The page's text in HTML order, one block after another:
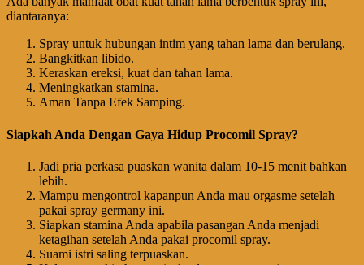
diantaranya:
Spray untuk hubungan intim yang tahan lama dan berulang.
Bangkitkan libido.
Keraskan ereksi, kuat dan tahan lama.
Meningkatkan stamina.
Aman Tanpa Efek Samping.
Siapkah Anda Dengan Gaya Hidup Procomil Spray?
Jadi pria perkasa puaskan wanita dalam 10-15 menit bahkan
lebih.
Mampu mengontrol kapanpun Anda mau orgasme setelah
pakai spray germany ini.
Siapkan stamina Anda apabila pasangan Anda menjadi
ketagihan setelah Anda pakai procomil spray.
Suami istri saling terpuaskan.